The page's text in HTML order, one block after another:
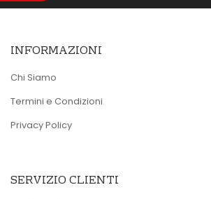
INFORMAZIONI
Chi Siamo
Termini e Condizioni
Privacy Policy
SERVIZIO CLIENTI